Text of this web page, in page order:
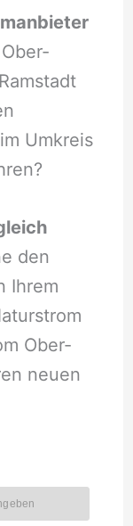
Umkreis
den
Ihrem
Ober-
neuen